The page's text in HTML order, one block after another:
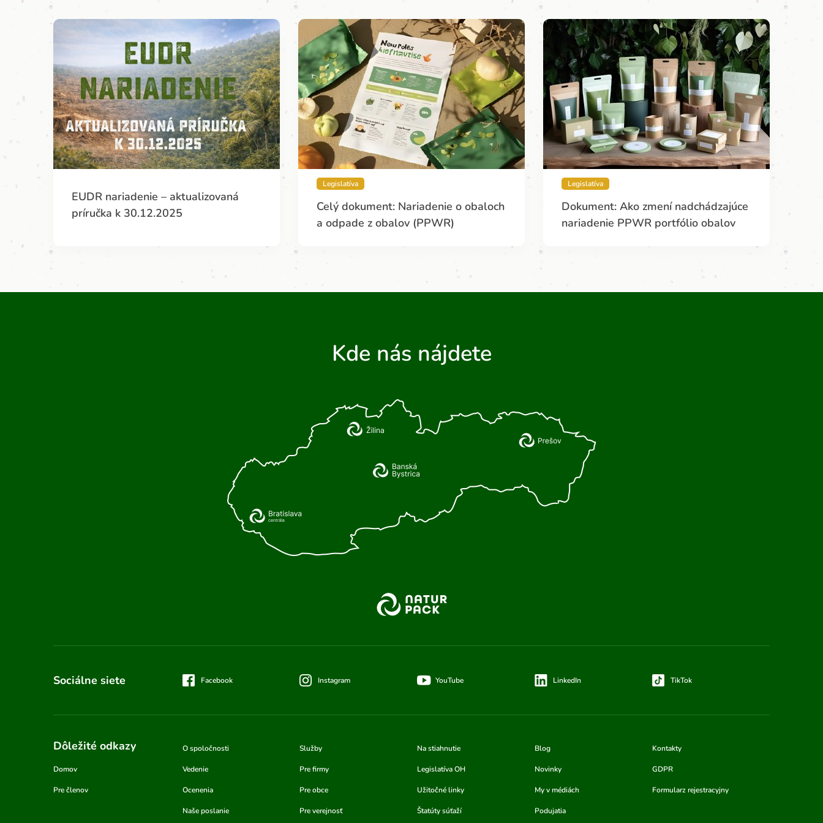
EUDR nariadenie – aktualizovaná
príručka k 30.12.2025
Legislatíva
Celý dokument: Nariadenie o obaloch
a odpade z obalov (PPWR)
Legislatíva
Dokument: Ako zmení nadchádzajúce
nariadenie PPWR portfólio obalov
Kde nás nájdete
Sociálne siete Facebook Instagram YouTube LinkedIn TikTok
Dôležité odkazy
Domov
Pre členov
O spoločnosti
Vedenie
Ocenenia
Naše poslanie
Služby
Pre firmy
Pre obce
Pre verejnosť
Na stiahnutie
Legislatíva OH
Užitočné linky
Štatúty súťaží
Blog
Novinky
My v médiách
Podujatia
Kontakty
GDPR
Formularz rejestracyjny